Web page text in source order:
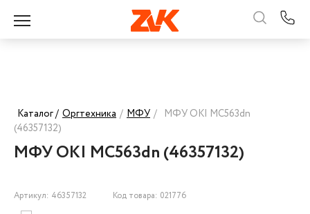
Каталог / Оргтехника / МФУ / МФУ OKI MC563dn
(46357132)
МФУ OKI MC563dn (46357132)
Артикул: 46357132 Код товара: 021776